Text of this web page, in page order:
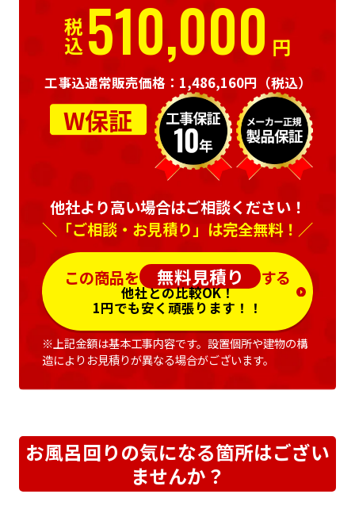
W保証
税込510,000 円
工事込通常販売価格：1,486,160円 （税込）
他社より高い場合はご相談ください！
＼「ご相談・お見積り」は完全無料！／
この商品を 無料見積り する
他社との比較OK！
1円でも安く頑張ります！！
※上記金額は基本工事内容です。設置個所や建物の構
造によりお見積りが異なる場合がございます。
お風呂回りの気になる箇所はござい
ませんか？